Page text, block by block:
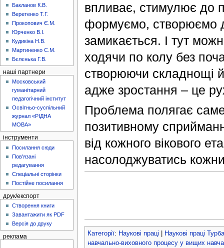
впливає, стимулює до
формуємо, створюємо
замикається. І тут
ходячи по колу без
створюючи складнощі
адже зростання – це
Проблема полягає
позитивному
від кожного вікового
насолоджуватись
Категорії: Наукові праці
Наукові праці
навчально-виховного процесу у вищих
Бакланов К.В.
Веретенко Т.Г.
Прокопович Є.М.
Юрченко В.І.
Кудикіна Н.В.
Мартиненко С.М.
Бєлєнька Г.В.
наші партнери
Московський
гуманітарний
педагогічний інститут
Освітньо-суспільний
журнал «РІДНА
МОВА»
інструменти
Посилання сюди
Пов'язані
редагування
Спеціальні сторінки
Постійне посилання
друк/експорт
Створення книги
Завантажити як PDF
Версія до друку
реклама